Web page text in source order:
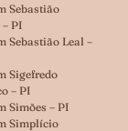
Sebastião
PI
Sebastião Leal –
Sigefredo
– PI
Simões – PI
Simplício